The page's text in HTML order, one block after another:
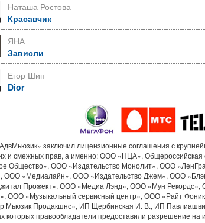
Наташа Ростова
Красавчик
ЯНА
Зависли
Егор Шип
Dior
заключил лицензионные соглашения с
и смежных прав, а именно: ООО «НЦА», Общероссийская
Общество», ООО «Издательство Монолит», ООО
ООО «Медиалайн», ООО «Издательство Джем», ООО
Прожект», ООО «Медиа Лэнд», ООО «Мун
ООО «Музыкальный сервисный центр», ООО «Райт
Мьюзик Продакшнс», ИП Щербинская И. В., ИП
которых правообладатели предоставили разрешение на